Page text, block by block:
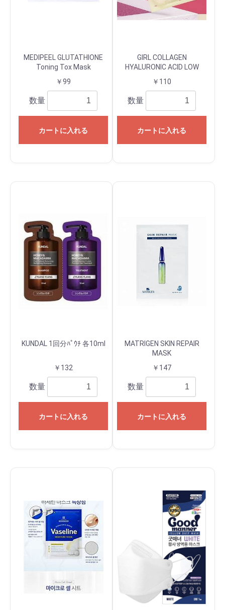
MEDIPEEL GLUTATHIONE
Toning Tox Mask
￥99
数量
カートに入れる
GIRL COLLAGEN
HYALURONIC ACID LOW
MASK 1枚
￥110
数量
カートに入れる
KUNDAL 1回分ﾊﾟｳﾁ 各10ml
￥132
数量
カートに入れる
MATRIGEN SKIN REPAIR
MASK
￥147
数量
カートに入れる